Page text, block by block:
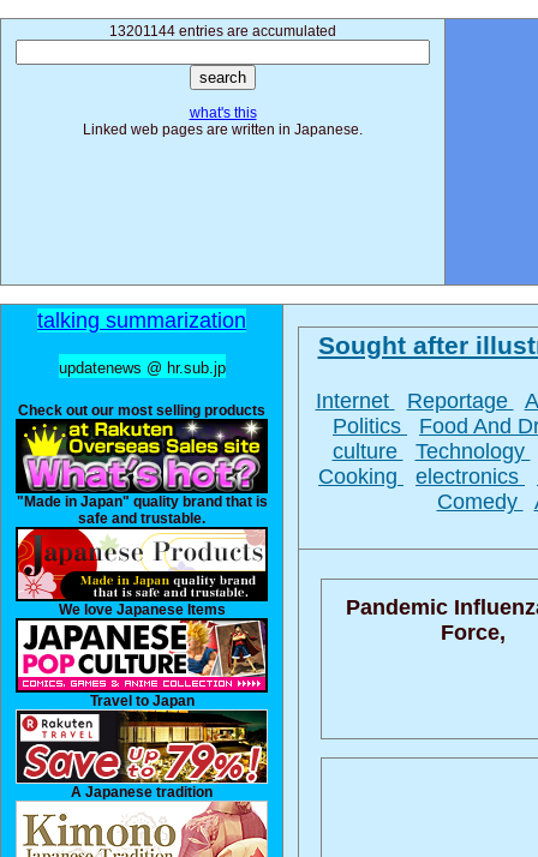
13201144 entries are accumulated
what's this
Linked web pages are written in Japanese.
talking summarization
updatenews @ hr.sub.jp
Check out our most selling products
"Made in Japan" quality brand that is
safe and trustable.
We love Japanese Items
Travel to Japan
A Japanese tradition
Sought after
Internet Reportage
Politics
Food And
culture
Technology
Cooking
electronics
Comedy
Pandemic
Force,